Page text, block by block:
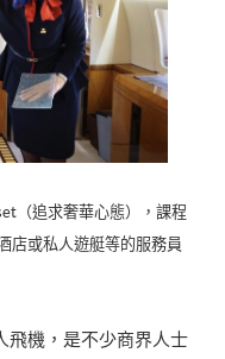
（追求奢華心態），課程
店或私人遊艇等的服務員
飛機，是不少商界人士